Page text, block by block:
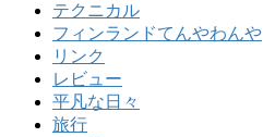
テクニカル
フィンランドてんやわんや
リンク
レビュー
平凡な日々
旅行